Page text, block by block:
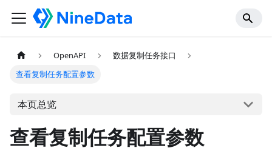
OpenAPI
数据复制任务接口
查看复制任务配置参数
本页总览
查看复制任务配置参数